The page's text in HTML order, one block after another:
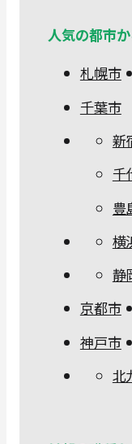
人気の都市
札幌市
千葉市
新
千
豊
横
静
京都市
神戸市
北